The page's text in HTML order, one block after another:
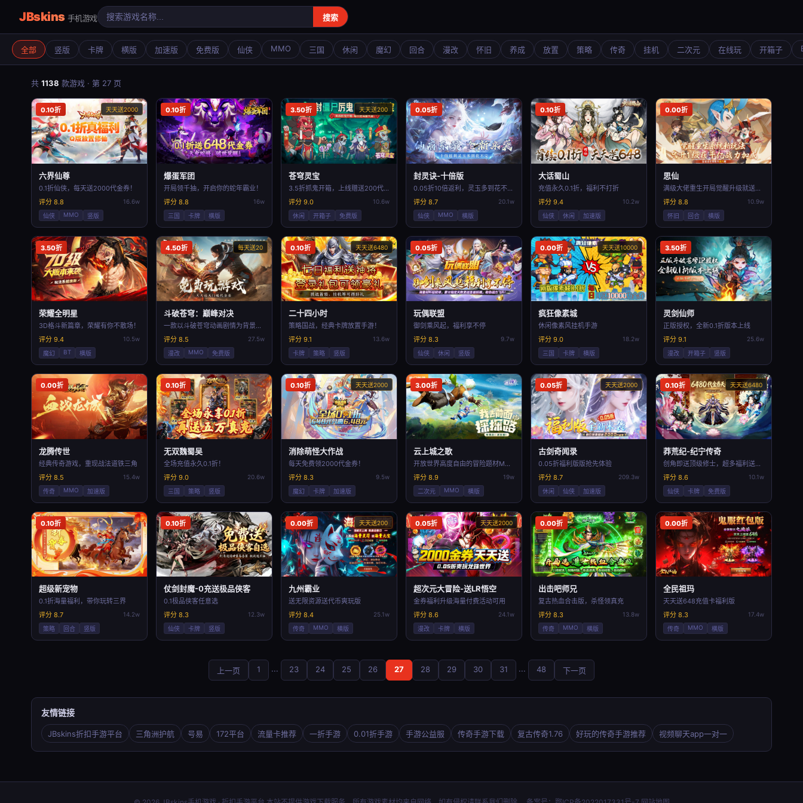
JBskins 手机游戏 搜索
全部 竖版 卡牌 横版 加速版 免费版 仙侠 MMO 三国 休闲 魔幻 回合 漫改 怀旧 养成 放置 策略 传奇 挂机 二次元 在线玩 开箱子
共 1138 款游戏 · 第 27 页
0.10折 天天送2000
六界仙尊
0.1折仙侠，每天送2000代金券！
评分 8.8
16.6w
仙侠
MMO 竖版
0.10折
爆蛋军团
开局领千抽，开启你的蛇年霸业！
评分 8.8
16w
三国
卡牌 横版
3.50折 天天送200
苍穹灵宝
3.5折抓鬼开箱，上线赠送200代金券
评分 9.0
10.6w
休闲
开箱子 免费版
0.05折
封灵诀-十倍版
0.05折10倍返利，灵玉多到花不完！
评分 8.7
20.1w
仙侠
MMO 横版
0.10折
大话蜀山
充值永久0.1折，福利不打折
评分 9.4
10.2w
仙侠
休闲 加速版
0.00折
思仙
满级大佬重生开局觉醒升级就送全属性100个零
评分 8.8
10.9w
怀旧
回合 横版
3.50折
荣耀全明星
3D格斗新篇章，荣耀有你不散场！
评分 9.4
10.5w
魔幻
BT 横版
4.50折 每天送20
斗破苍穹：巅峰对决
一款以斗破苍穹动画剧情为背景的D动作手机游戏
评分 8.5
27.5w
漫改
MMO 免费版
0.10折 天天送6480
二十四小时
策略国战，经典卡牌放置手游！
评分 9.1
13.6w
卡牌
策略 竖版
0.05折
玩偶联盟
御剑乘风起，福利享不停
评分 8.3
9.7w
仙侠
休闲 竖版
0.00折 天天送10000
疯狂像素城
休闲像素风挂机手游
评分 9.0
18.2w
三国
卡牌 横版
3.50折
灵剑仙师
正版授权，全新0.1折版本上线
评分 9.1
25.6w
漫改
开箱子 竖版
0.00折
龙腾传世
经典传奇游戏，重现战法道铁三角
评分 8.5
15.4w
传奇
MMO 加速版
0.10折
无双魏蜀吴
全场充值永久0.1折！
评分 9.0
20.6w
三国
策略 竖版
0.10折 天天送2000
消除萌怪大作战
每天免费领2000代金券！
评分 8.3
9.5w
魔幻
卡牌 加速版
3.00折
云上城之歌
开放世界高度自由的冒险题材MMORPG手游
评分 8.9
19w
二次元
MMO 横版
0.05折 天天送2000
古剑奇闻录
0.05折福利版版抢先体验
评分 8.7
209.3w
休闲
仙侠 加速版
0.10折 天天送6480
莽荒纪-纪宁传奇
创角即送顶级修士，超多福利送不停！
评分 8.6
10.1w
仙侠
卡牌 免费版
0.10折
超级新宠物
0.1折海量福利，带你玩转三界
评分 8.7
14.2w
策略
回合 竖版
0.10折
仗剑封魔-0充送极品侠客
0.1极品侠客任意选
评分 8.3
12.3w
仙侠
卡牌 竖版
0.00折 天天送200
九州霸业
送无限资源送代币爽玩版
评分 8.4
25.1w
传奇
MMO 横版
0.05折 天天送2000
超次元大冒险-送LR悟空
金券福利升级海量付费活动可用
评分 8.6
24.1w
漫改
卡牌 横版
0.00折
出击吧师兄
复古热血合击版，杀怪领真充
评分 8.3
13.8w
传奇
MMO 横版
0.00折
全民祖玛
天天送648充值卡福利版
评分 8.3
17.4w
传奇
MMO 横版
上一页 1 ... 23 24 25 26 27 28 29 30 31 ... 48 下一页
友情链接
JBskins折扣手游平台 三角洲护航 号易 172平台 流量卡推荐 一折手游 0.01折手游 手游公益服 传奇手游下载 复古传奇1.76 好玩的传奇手游推荐 视频聊天app一对一